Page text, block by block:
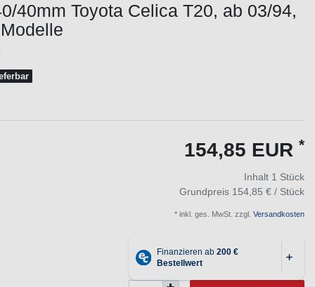
40mm Toyota Celica T20, ab 03/94,
154,85 EUR *
Inhalt 1 Stück
Grundpreis 154,85 € / Stück
* inkl. ges. MwSt. zzgl. Versandkosten